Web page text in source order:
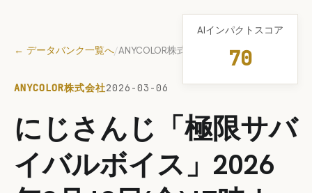
← データバンク一覧へ/ANYCOLOR株式会社
ANYCOLOR株式会社2026-03-06
にじさんじ「極限サバ
イバルボイス」2026
AIインパクトスコア
70